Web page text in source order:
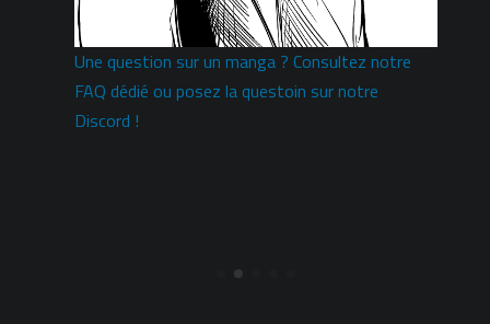
Une question sur un manga ? Consultez notre
FAQ dédié ou posez la questoin sur notre
Discord !